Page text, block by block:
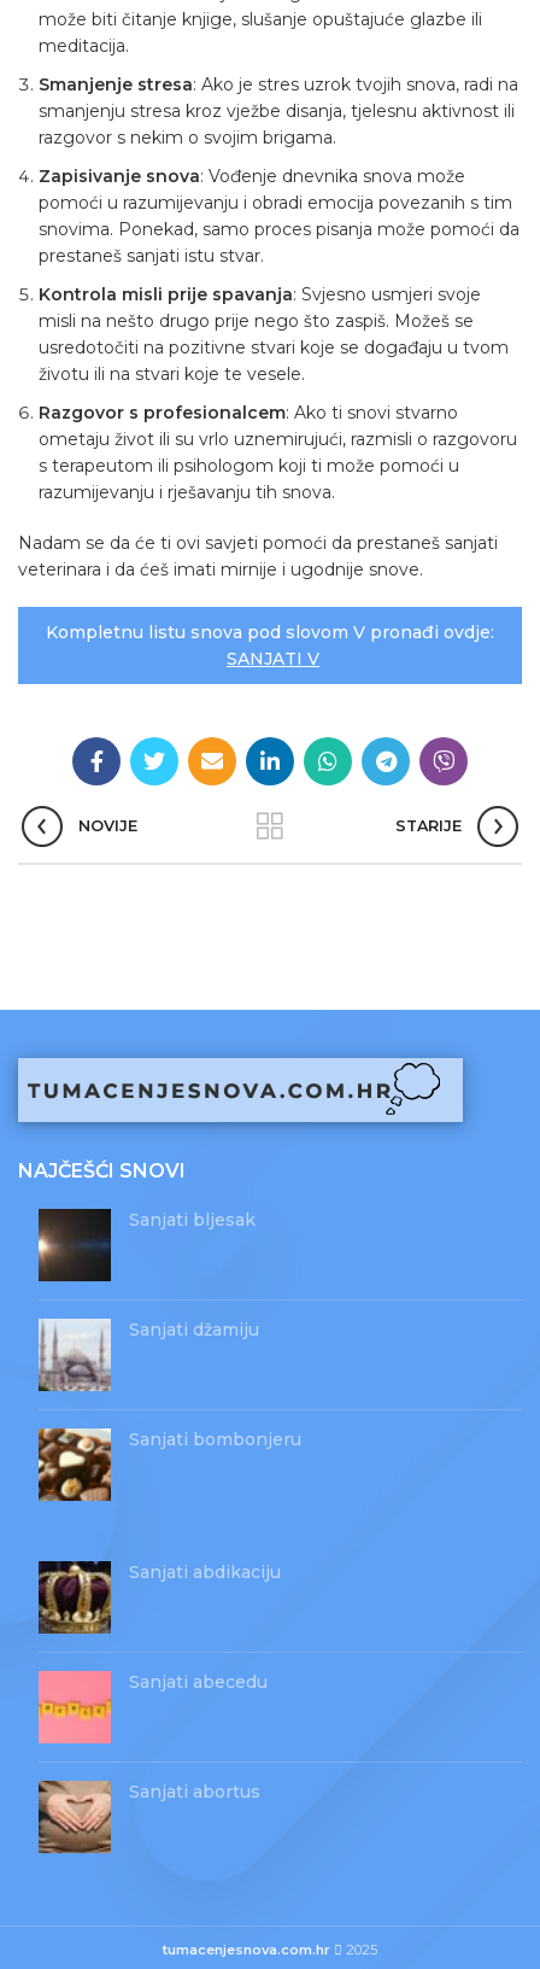
može biti čitanje knjige, slušanje opuštajuće glazbe ili
meditacija.
Smanjenje stresa: Ako je stres uzrok tvojih snova, radi na
smanjenju stresa kroz vježbe disanja, tjelesnu aktivnost ili
razgovor s nekim o svojim brigama.
Zapisivanje snova: Vođenje dnevnika snova može
pomoći u razumijevanju i obradi emocija povezanih s tim
snovima. Ponekad, samo proces pisanja može pomoći da
prestaneš sanjati istu stvar.
Kontrola misli prije spavanja: Svjesno usmjeri svoje
misli na nešto drugo prije nego što zaspiš. Možeš se
usredotočiti na pozitivne stvari koje se događaju u tvom
životu ili na stvari koje te vesele.
Razgovor s profesionalcem: Ako ti snovi stvarno
ometaju život ili su vrlo uznemirujući, razmisli o razgovoru
s terapeutom ili psihologom koji ti može pomoći u
razumijevanju i rješavanju tih snova.
Nadam se da će ti ovi savjeti pomoći da prestaneš sanjati
veterinara i da ćeš imati mirnije i ugodnije snove.
Kompletnu listu snova pod slovom V pronađi ovdje:
SANJATI V
NOVIJE STARIJE
NAJČEŠĆI SNOVI
Sanjati bljesak
Sanjati džamiju
Sanjati bombonjeru
Sanjati abdikaciju
Sanjati abecedu
Sanjati abortus
tumacenjesnova.com.hr 2025